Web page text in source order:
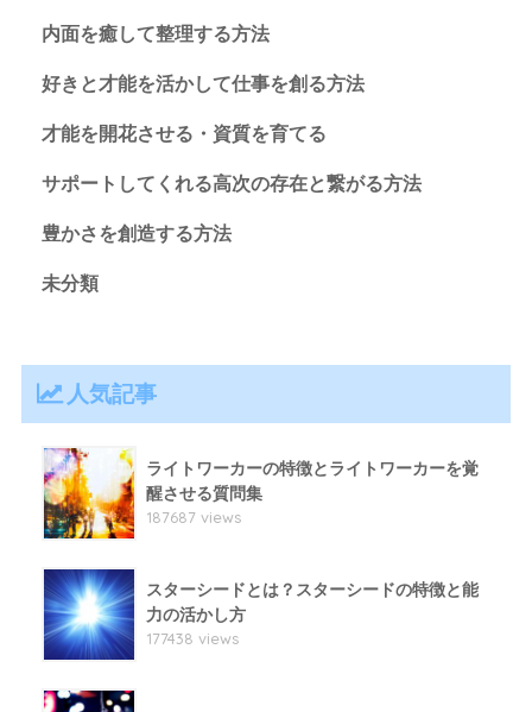
内面を癒して整理する方法
好きと才能を活かして仕事を創る方法
才能を開花させる・資質を育てる
サポートしてくれる高次の存在と繋がる方法
豊かさを創造する方法
未分類
人気記事
ライトワーカーの特徴とライトワーカーを覚
醒させる質問集
187687 views
スターシードとは？スターシードの特徴と能
力の活かし方
177438 views